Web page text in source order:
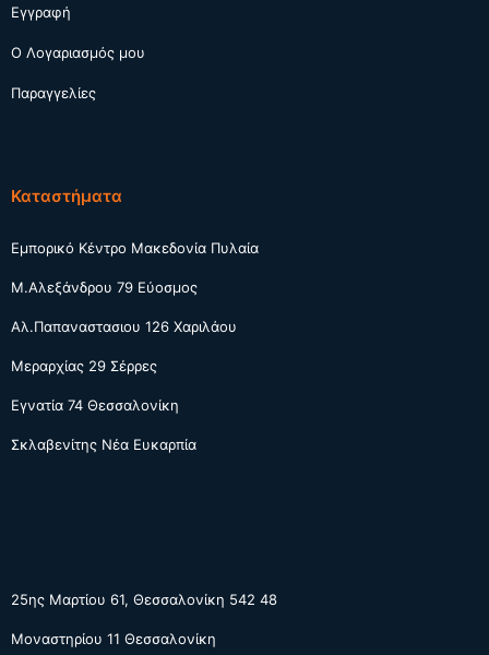
Εγγραφή
Ο Λογαριασμός μου
Παραγγελίες
Καταστήματα
Εμπορικό Κέντρο Μακεδονία Πυλαία
Μ.Αλεξάνδρου 79 Εύοσμος
Αλ.Παπαναστασιου 126 Χαριλάου
Μεραρχίας 29 Σέρρες
Εγνατία 74 Θεσσαλονίκη
Σκλαβενίτης Νέα Ευκαρπία
25ης Μαρτίου 61, Θεσσαλονίκη 542 48
Μοναστηρίου 11 Θεσσαλονίκη